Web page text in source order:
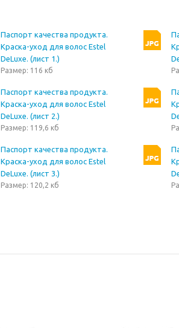
Паспорт качества продукта.
Краска-уход для волос Estel
DeLuxe. (лист 1.)
Размер: 116 кб
Паспорт качества продукта.
Краска-уход для волос Estel
DeLuxe. (лист 2.)
Размер: 119,6 кб
Паспорт качества продукта.
Краска-уход для волос Estel
DeLuxe. (лист 3.)
Размер: 120,2 кб